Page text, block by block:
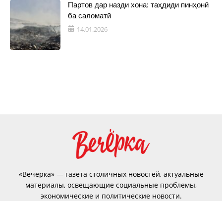
Партов дар назди хона: таҳдиди пинҳонӣ
ба саломатӣ
14.01.2026
«Вечёрка» — газета столичных новостей, актуальные
материалы, освещающие социальные проблемы,
экономические и политические новости.